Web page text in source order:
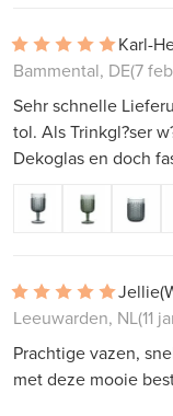
Karl-
Bammental, DE(7
Sehr schnelle
tol. Als Trinkgl?ser
Dekoglas en doch
Jellie
Leeuwarden, NL(11
Prachtige vazen,
met deze mooie